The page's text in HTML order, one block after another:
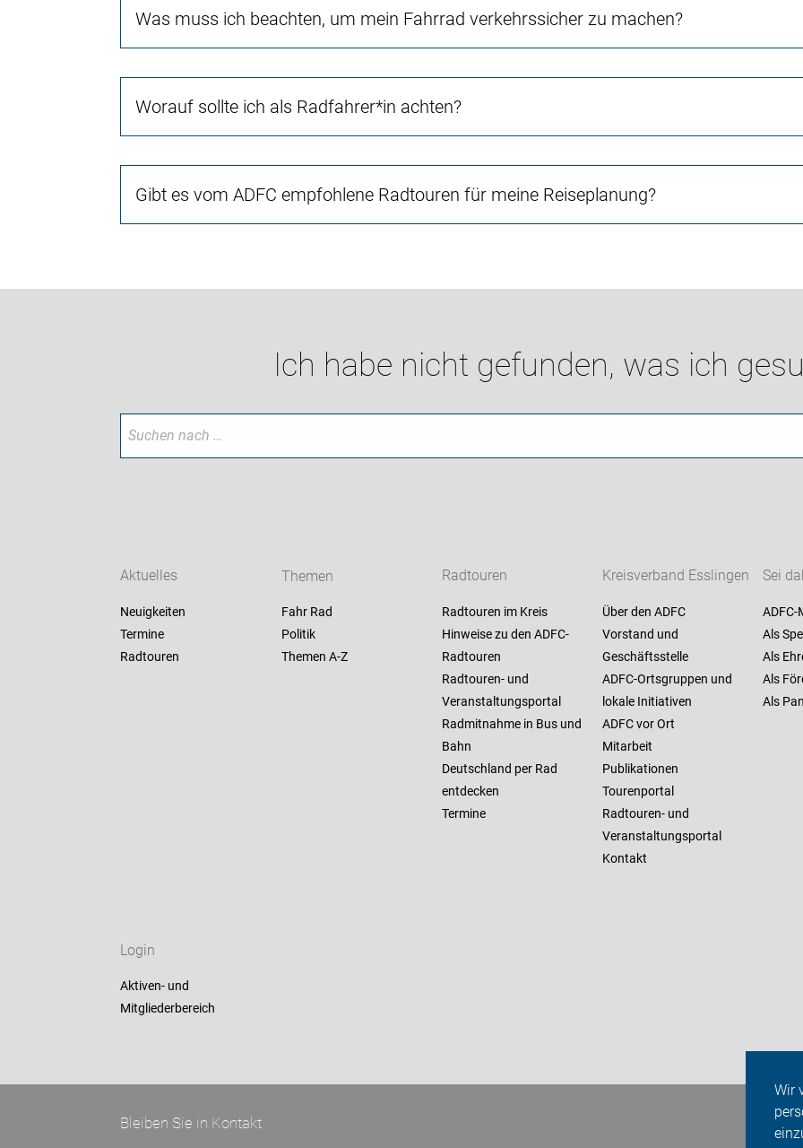
Wir
Was muss ich beachten, um mein Fahrrad verkehrssicher zu machen?
Worauf sollte ich als Radfahrer*in achten?
Gibt es vom ADFC empfohlene Radtouren für meine Reiseplanung?
Ich habe nicht gefunden, was ich
Aktuelles
Neuigkeiten
Termine
Radtouren
Themen
Fahr Rad
Politik
Themen A-Z
Radtouren
Radtouren im Kreis
Hinweise zu den ADFC-
Radtouren
Radtouren- und
Veranstaltungsportal
Radmitnahme in Bus und
Bahn
Deutschland per Rad
entdecken
Termine
Kreisverband Esslingen
Über den ADFC
Vorstand und
Geschäftsstelle
ADFC-Ortsgruppen und
lokale Initiativen
ADFC vor Ort
Mitarbeit
Publikationen
Tourenportal
Radtouren- und
Veranstaltungsportal
Kontakt
Sei
Als
Als
Als
Als
Login
Aktiven- und
Mitgliederbereich
Bleiben Sie in Kontakt